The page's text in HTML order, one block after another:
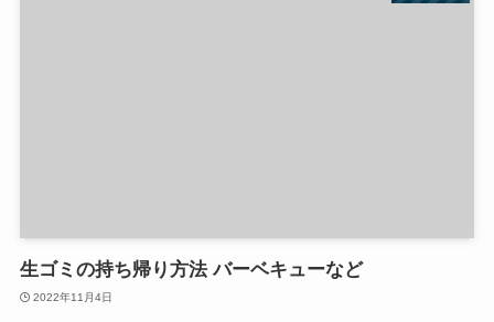
生ゴミの持ち帰り方法 バーベキューなど
2022年11月4日